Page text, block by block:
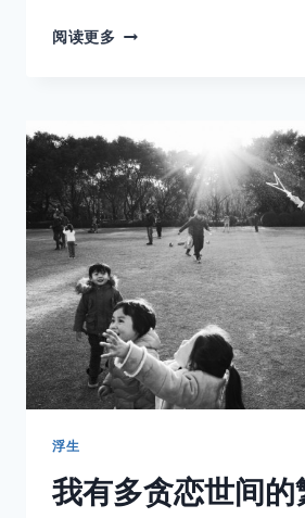
阅读更多
一
起
幻
想
浮生
我有多贪恋世间的